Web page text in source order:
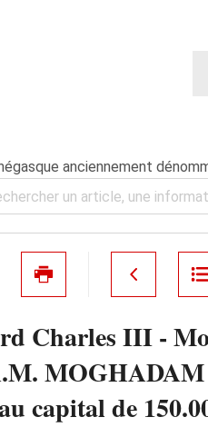
anciennement
Charles III -
MOGHADAM
capital de